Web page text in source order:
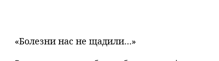
«Болезни нас не щадили…»